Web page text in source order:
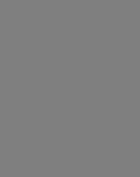
vos apéritifs et repas.